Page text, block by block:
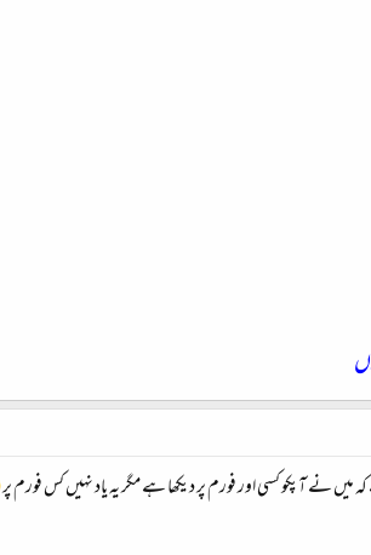
ميں نے آپکو کسی اور فورم پر ديکھا ہے مگر يہ ياد نہيں کس فورم پر